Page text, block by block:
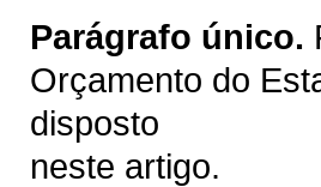
Parágrafo único.
Orçamento do
disposto
neste artigo.